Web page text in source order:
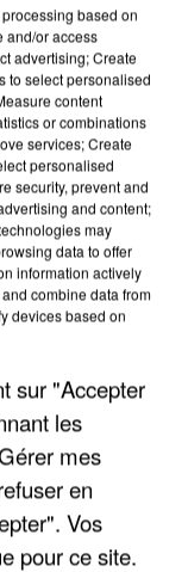
based on
and/or access
advertising; Create
to select personalised
content
or combinations
services; Create
personalised
security, prevent and
and content;
may
data to offer
information actively
combine data from
devices based on
sur "Accepter
les
mes
en
Vos
pour ce site.